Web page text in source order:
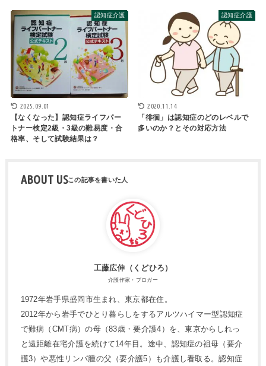
認知症介護
2025.09.01
【なくなった】認知症ライフパー
トナー検定2級・3級の難易度・合
格率、そして試験結果は？
認知症介護
2020.11.14
「徘徊」は認知症のどのレベルで
多いのか？とその対応方法
ABOUT US
工藤広伸（くどひろ）
介護作家・ブロガー
1972年岩手県盛岡市生まれ、東京都在住。
2012年から岩手でひとり暮らしをするアルツハイマー型認知症
で難病（CMT病）の母（83歳・要介護4）を、東京からしれっ
と遠距離在宅介護を続けて14年目。途中、認知症の祖母（要介
護3）や悪性リンパ腫の父（要介護5）も介護し看取る。認知症